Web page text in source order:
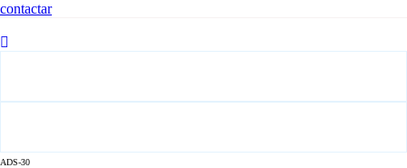
contactar
ADS-30